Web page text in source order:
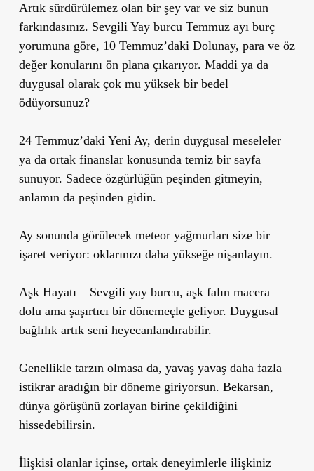
Artık sürdürülemez olan bir şey var ve siz bunun
farkındasınız. Sevgili Yay burcu Temmuz ayı burç
yorumuna göre, 10 Temmuz’daki Dolunay, para ve öz
değer konularını ön plana çıkarıyor. Maddi ya da
duygusal olarak çok mu yüksek bir bedel
ödüyorsunuz?
24 Temmuz’daki Yeni Ay, derin duygusal meseleler
ya da ortak finanslar konusunda temiz bir sayfa
sunuyor. Sadece özgürlüğün peşinden gitmeyin,
anlamın da peşinden gidin.
Ay sonunda görülecek meteor yağmurları size bir
işaret veriyor: oklarınızı daha yükseğe nişanlayın.
Aşk Hayatı– Sevgili yay burcu, aşk falın macera
dolu ama şaşırtıcı bir dönemeçle geliyor. Duygusal
bağlılık artık seni heyecanlandırabilir.
Genellikle tarzın olmasa da, yavaş yavaş daha fazla
istikrar aradığın bir döneme giriyorsun. Bekarsan,
dünya görüşünü zorlayan birine çekildiğini
hissedebilirsin.
İlişkisi olanlar içinse, ortak deneyimlerle ilişkiniz